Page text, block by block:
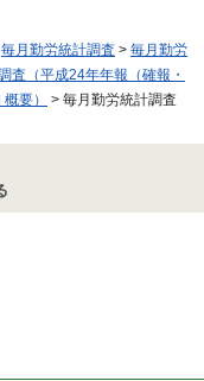
毎月勤労統計調査 > 毎月勤労
査（平成24年年報（確報・
要）
> 毎月勤労統計調査